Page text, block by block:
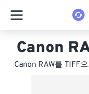
Canon
Canon RAW를 TIFF